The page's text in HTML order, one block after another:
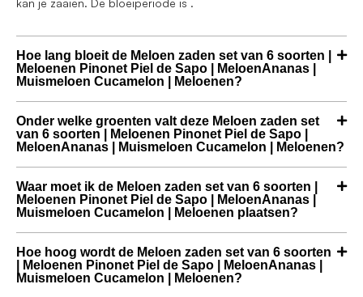
Hoe lang bloeit de Meloen zaden set van 6 soorten |
Meloenen Pinonet Piel de Sapo | MeloenAnanas |
Muismeloen Cucamelon | Meloenen?
Onder welke groenten valt deze Meloen zaden set
van 6 soorten | Meloenen Pinonet Piel de Sapo |
MeloenAnanas | Muismeloen Cucamelon | Meloenen?
Waar moet ik de Meloen zaden set van 6 soorten |
Meloenen Pinonet Piel de Sapo | MeloenAnanas |
Muismeloen Cucamelon | Meloenen plaatsen?
Hoe hoog wordt de Meloen zaden set van 6 soorten
| Meloenen Pinonet Piel de Sapo | MeloenAnanas |
Muismeloen Cucamelon | Meloenen?